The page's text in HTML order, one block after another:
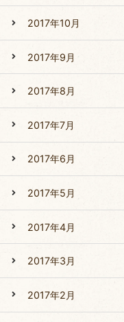
2017年10月
2017年9月
2017年8月
2017年7月
2017年6月
2017年5月
2017年4月
2017年3月
2017年2月